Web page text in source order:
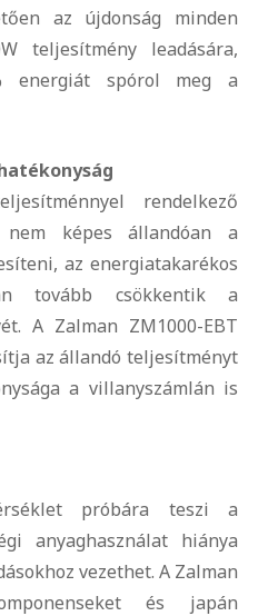
az újdonság minden
teljesítmény leadására,
energiát spórol meg a
rendelkező
nem képes állandóan a
az energiatakarékos
tovább csökkentik a
A Zalman ZM1000-EBT
az állandó teljesítményt
a villanyszámlán is
próbára teszi a
anyaghasználat hiánya
vezethet. A Zalman
és japán